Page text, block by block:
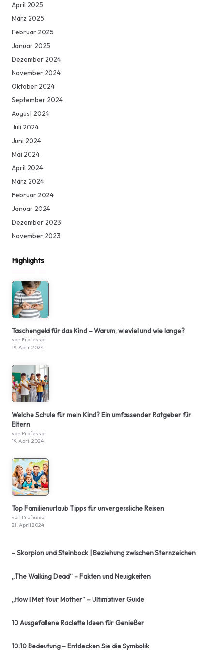
April 2025
März 2025
Februar 2025
Januar 2025
Dezember 2024
November 2024
Oktober 2024
September 2024
August 2024
Juli 2024
Juni 2024
Mai 2024
April 2024
März 2024
Februar 2024
Januar 2024
Dezember 2023
November 2023
Highlights
Taschengeld für das Kind – Warum, wieviel und wie lange?
von Professor
19. April 2024
Welche Schule für mein Kind? Ein umfassender Ratgeber für
Eltern
von Professor
19. April 2024
Top Familienurlaub Tipps für unvergessliche Reisen
von Professor
21. April 2024
– Skorpion und Steinbock | Beziehung zwischen Sternzeichen
„The Walking Dead“ – Fakten und Neuigkeiten
„How I Met Your Mother“ – Ultimativer Guide
10 Ausgefallene Raclette Ideen für Genießer
10:10 Bedeutung – Entdecken Sie die Symbolik